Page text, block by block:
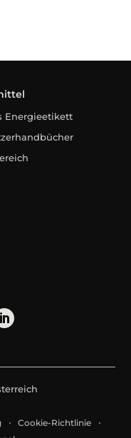
Energieetikett
Cookie-Richtlinie